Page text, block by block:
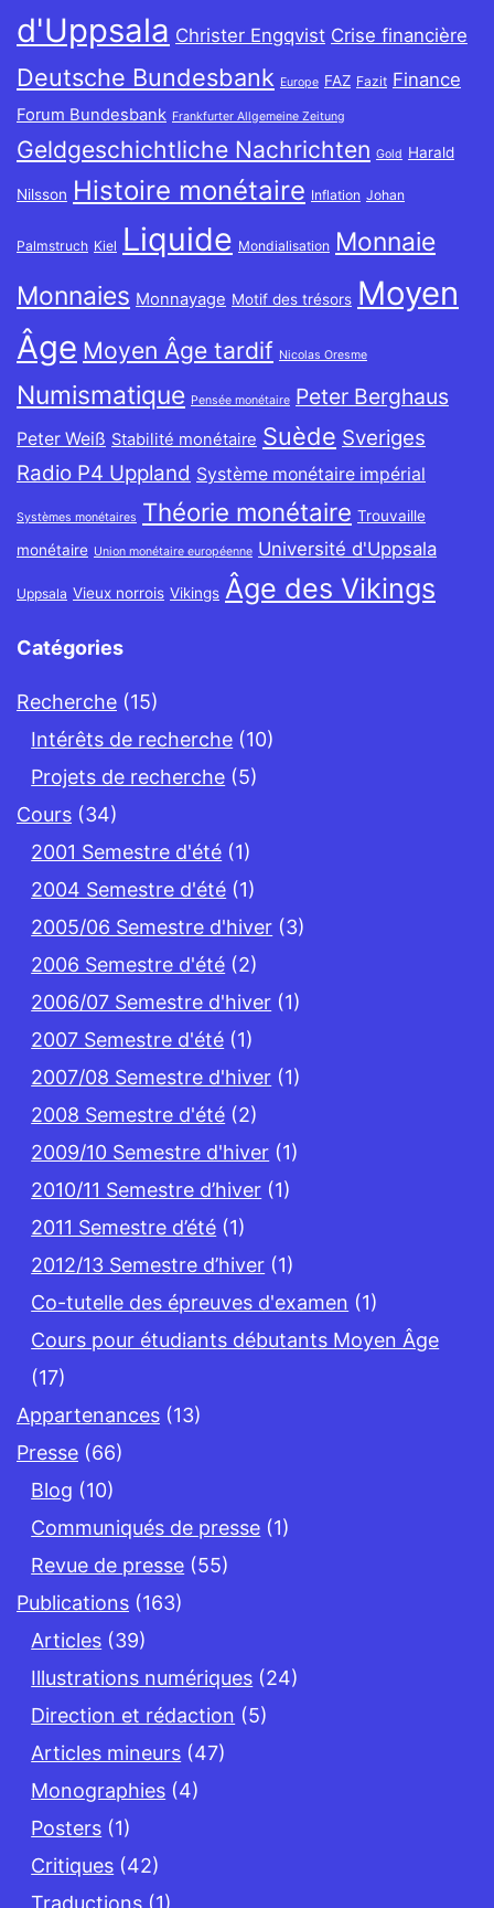
d'Uppsala Christer Engqvist Crise financière
Deutsche Bundesbank Europe FAZ Fazit Finance
Forum Bundesbank Frankfurter Allgemeine Zeitung
Geldgeschichtliche Nachrichten Gold Harald
Nilsson Histoire monétaire Inflation Johan
Palmstruch Kiel Liquide Mondialisation Monnaie
Monnaies Monnayage Motif des trésors Moyen
Âge Moyen Âge tardif Nicolas Oresme
Numismatique Pensée monétaire Peter Berghaus
Peter Weiß Stabilité monétaire Suède Sveriges
Radio P4 Uppland Système monétaire impérial
Systèmes monétaires Théorie monétaire Trouvaille
monétaire Union monétaire européenne Université d'Uppsala
Uppsala Vieux norrois Vikings Âge des Vikings
Catégories
Recherche (15)
Intérêts de recherche (10)
Projets de recherche (5)
Cours (34)
2001 Semestre d'été (1)
2004 Semestre d'été (1)
2005/06 Semestre d'hiver (3)
2006 Semestre d'été (2)
2006/07 Semestre d'hiver (1)
2007 Semestre d'été (1)
2007/08 Semestre d'hiver (1)
2008 Semestre d'été (2)
2009/10 Semestre d'hiver (1)
2010/11 Semestre d’hiver (1)
2011 Semestre d’été (1)
2012/13 Semestre d’hiver (1)
Co-tutelle des épreuves d'examen (1)
Cours pour étudiants débutants Moyen Âge
(17)
Appartenances (13)
Presse (66)
Blog (10)
Communiqués de presse (1)
Revue de presse (55)
Publications (163)
Articles (39)
Illustrations numériques (24)
Direction et rédaction (5)
Articles mineurs (47)
Monographies (4)
Posters (1)
Critiques (42)
Traductions (1)